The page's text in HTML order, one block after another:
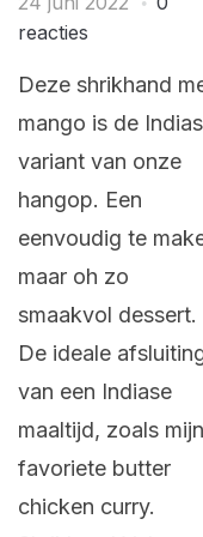
reacties
Deze shrikhand
mango is de
variant van onze
hangop. Een
eenvoudig te
maar oh zo
smaakvol dessert.
De ideale
van een Indiase
maaltijd, zoals mijn
favoriete butter
chicken curry.